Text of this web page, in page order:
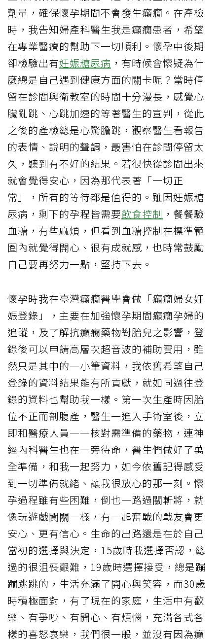
劑量，確保懷孕期間不會發生癲癇。在產檢
時，我告知婦產科醫生我是癲癇患者，希望
在專業醫療的幫助下一切順利。懷孕中後期
卻檢驗出有妊娠糖尿病 ，有時候會懷疑為什
麼總是自己遇到健康方面的關卡呢？當時停
留在診間與衛教室的時間十分漫長，感覺心
臟亂跳、心跳加速的等著醫生的宣判，從此
之後的產檢總是心驚膽跳，觀察醫生看報告
的表情、說明的聲調，最害怕在診間停留太
久，聽到有不好的結果。若很快從診間出來
就會覺得安心，因為那代表著「一切正
常」，所有的等待都是值得的。雖因妊娠糖
尿病，剩下的孕程皆需要飲食控制 ，餐餐驗
血糖，有些麻煩，但看到血糖控制在標準範
圍內就覺得開心、很有成就感，也時常鼓勵
自己要再努力一點，堅持下去。
懷孕時我在臺灣癲癇醫學會做「癲癇婦女妊
娠登錄」，主要在加強懷孕期間癲癇孕婦的
追蹤，及了解抗癲癇藥物對胎兒之影響，登
錄後可以申請高層次超音波的補助費用，雖
然只是其中的一小筆資料，我依舊希望自己
登錄的資料結果能有所貢獻，就如同過往登
錄的資料也幫助我一樣。第一次生產時因胎
位不正而剖腹產，醫生一進入手術室後，立
即和醫療人員一一核對需準備的藥物，連神
經內科醫生也在一旁待命，醫生們做好了萬
全準備，和我一起努力，如今依舊記得感受
到一切準備就緒、讓我很放心的那一刻。懷
孕過程雖有些困難，倒也一路過關斬將，就
像玩遊戲闖關一樣，有一起奮戰的戰友會更
安心、更有信心。生命的出路還是在於自己
當初的選擇與決定，15歲時我選擇否認，總
過的很沮喪艱難，19歲時選擇接受，總是蹦
蹦跳跳的，生活充滿了開心與笑容，而30歲
時積極面對，有了現在的家庭，生活中有歡
樂、有爭吵、有開心、有煩惱，充滿各式各
樣的喜怒哀樂，我們很一般，並沒有因為癲